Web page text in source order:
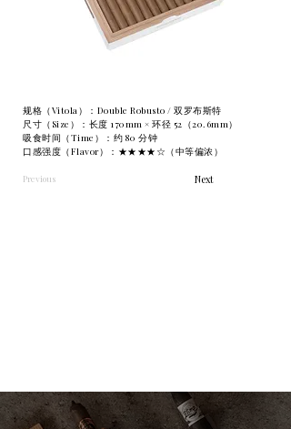
规格（Vitola）：Double Robusto / 双罗布斯特
尺寸（Size）：长度 170mm × 环径 52（20.6mm）
吸食时间（Time）：约 80 分钟
口感强度（Flavor）：★★★★☆（中等偏浓）
Previous Next